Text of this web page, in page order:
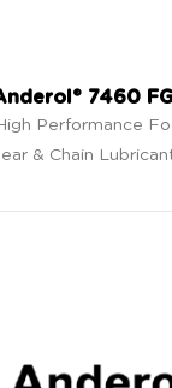
7460 FG
Performance
& Chain